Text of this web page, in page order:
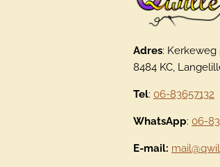
Adres: Kerkeweg
8484 KC,
Tel: 06-83657132
WhatsApp: 06-
E-mail: